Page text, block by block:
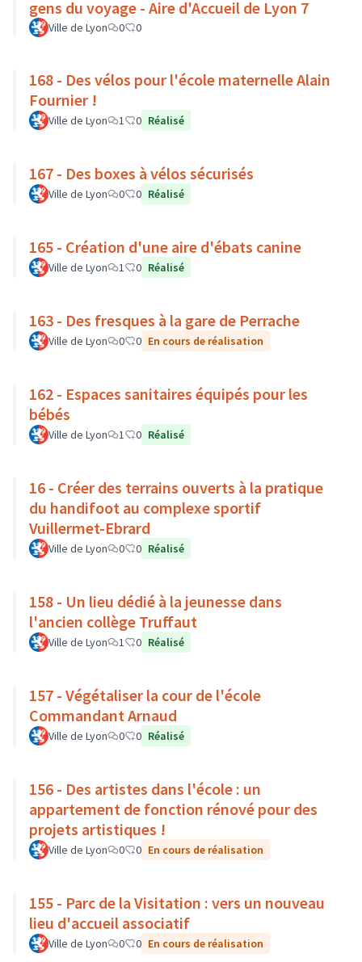
gens du voyage - Aire d'Accueil de Lyon 7
Ville de Lyon 0 0
168 - Des vélos pour l'école maternelle Alain
Fournier !
Ville de Lyon 1 0 Réalisé
167 - Des boxes à vélos sécurisés
Ville de Lyon 0 0 Réalisé
165 - Création d'une aire d'ébats canine
Ville de Lyon 1 0 Réalisé
163 - Des fresques à la gare de Perrache
Ville de Lyon 0 0 En cours de réalisation
162 - Espaces sanitaires équipés pour les
bébés
Ville de Lyon 1 0 Réalisé
16 - Créer des terrains ouverts à la pratique
du handifoot au complexe sportif
Vuillermet-Ebrard
Ville de Lyon 0 0 Réalisé
158 - Un lieu dédié à la jeunesse dans
l'ancien collège Truffaut
Ville de Lyon 1 0 Réalisé
157 - Végétaliser la cour de l'école
Commandant Arnaud
Ville de Lyon 0 0 Réalisé
156 - Des artistes dans l'école : un
appartement de fonction rénové pour des
projets artistiques !
Ville de Lyon 0 0 En cours de réalisation
155 - Parc de la Visitation : vers un nouveau
lieu d'accueil associatif
Ville de Lyon 0 0 En cours de réalisation